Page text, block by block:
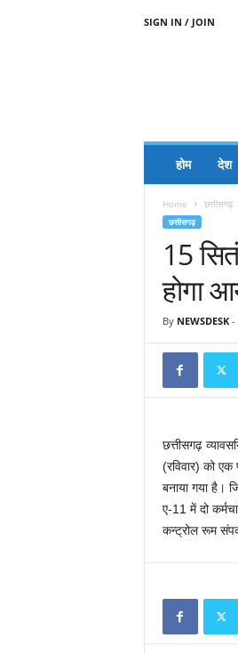
SIGN IN / JOIN
होम देश
Home छत्तीसगढ़
छत्तीसगढ़
15
होगा
By NEWSDESK-
छत्तीसगढ़
(रविवार) को
बनाया गया है।
ए-11 में दो
कन्ट्रोल रूम